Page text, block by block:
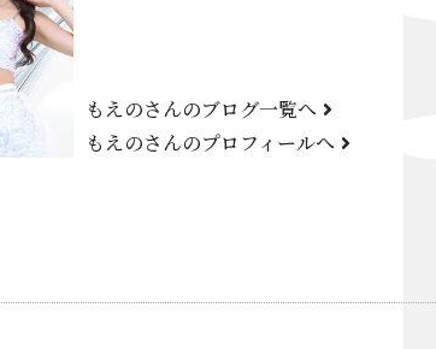
KARMA
SPORTS&DINING
もえのさんのブログ一覧へ
もえのさんのプロフィールへ